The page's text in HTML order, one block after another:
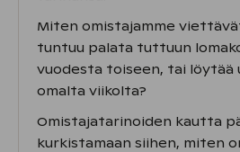
Miten omistajamme
tuntuu palata tuttuun
vuodesta toiseen, tai löytää
omalta viikolta?
Omistajatarinoiden kautta
kurkistamaan siihen, miten